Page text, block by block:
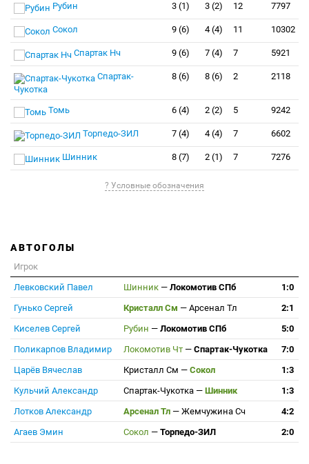
Рубин 3 (1) 3 (2) 12 7797
Сокол 9 (6) 4 (4) 11 10302
Спартак Нч 9 (6) 7 (4) 7 5921
Спартак-
Чукотка
8 (6) 8 (6) 2 2118
Томь 6 (4) 2 (2) 5 9242
Торпедо-ЗИЛ 7 (4) 4 (4) 7 6602
Шинник 8 (7) 2 (1) 7 7276
? Условные обозначения
АВТОГОЛЫ
Игрок
Левковский Павел
Шинник — Локомотив СПб
1:0
Гунько Сергей
Кристалл См — Арсенал Тл
2:1
Киселев Сергей
Рубин — Локомотив СПб
5:0
Поликарпов Владимир
Локомотив Чт — Спартак-Чукотка
7:0
Царёв Вячеслав
Кристалл См — Сокол
1:3
Кульчий Александр
Спартак-Чукотка — Шинник
1:3
Лотков Александр
Арсенал Тл — Жемчужина Сч
4:2
Агаев Эмин
Сокол — Торпедо-ЗИЛ 2:0